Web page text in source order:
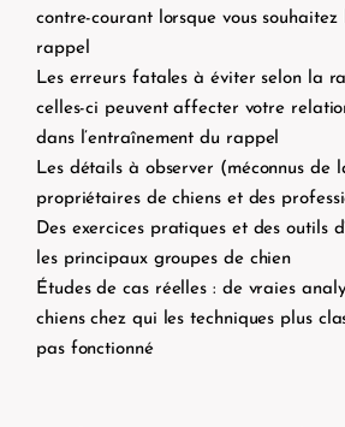
contre-courant lorsque vous
rappel
Les erreurs fatales à éviter selon la
celles-ci peuvent affecter votre
dans l’entraînement du rappel
Les détails à observer (méconnus de
propriétaires de chiens et des
Des exercices pratiques et des outils
les principaux groupes de chien
Études de cas réelles : de vraies
chiens chez qui les techniques plus
pas fonctionné